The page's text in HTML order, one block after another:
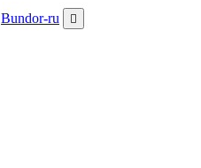
Bundor-ru 